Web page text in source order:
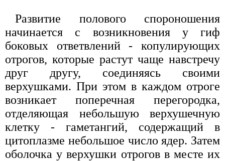
Развитие полового спороношения
начинается с возникновения у гиф
боковых ответвлений - копулирующих
отрогов, которые растут чаще навстречу
друг другу, соединяясь своими
верхушками. При этом в каждом отроге
возникает поперечная перегородка,
отделяющая небольшую верхушечную
клетку - гаметангий, содержащий в
цитоплазме небольшое число ядер. Затем
оболочка у верхушки отрогов в месте их